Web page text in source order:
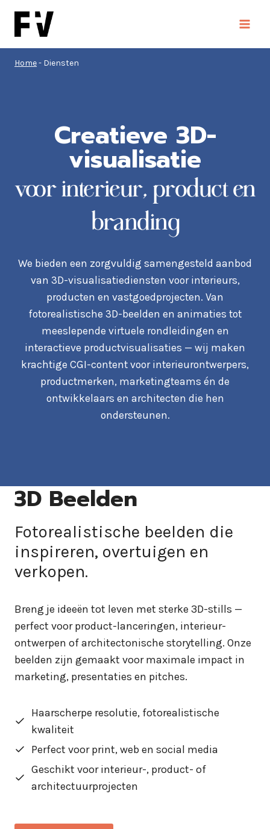
naar
Home- Diensten
Creatieve 3D-
visualisatie
voor interieur, product en
branding
We bieden een zorgvuldig samengesteld aanbod
van 3D-visualisatiediensten voor interieurs,
producten en vastgoedprojecten. Van
fotorealistische 3D-beelden en animaties tot
meeslepende virtuele rondleidingen en
interactieve productvisualisaties — wij maken
krachtige CGI-content voor interieurontwerpers,
productmerken, marketingteams én de
ontwikkelaars en architecten die hen
ondersteunen.
3D Beelden
Fotorealistische beelden die
inspireren, overtuigen en
verkopen.
Breng je ideeën tot leven met sterke 3D-stills —
perfect voor product­-lanceringen, interieur-
ontwerpen of architectonische storytelling. Onze
beelden zijn gemaakt voor maximale impact in
marketing, presentaties en pitches.
Haarscherpe resolutie, fotorealistische
kwaliteit
Perfect voor print, web en social media
Geschikt voor interieur-, product- of
architectuurprojecten